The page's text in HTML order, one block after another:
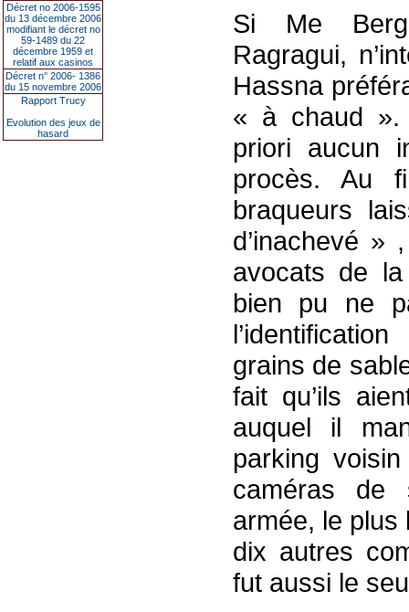
Décret no 2006-1595
du 13 décembre 2006
modifiant le décret no
59-1489 du 22
décembre 1959 et
relatif aux casinos
Décret n° 2006- 1386
du 15 novembre 2006
Rapport Trucy
Evolution des jeux de
hasard
Si Me
Ragragui,
Hassna
« à chaud ».
priori aucun
procès. Au
braqueurs
d’inachevé »
avocats de
bien pu ne
grains de
fait qu’ils
auquel il
parking
caméras
armée, le plus
dix autres
fut aussi le